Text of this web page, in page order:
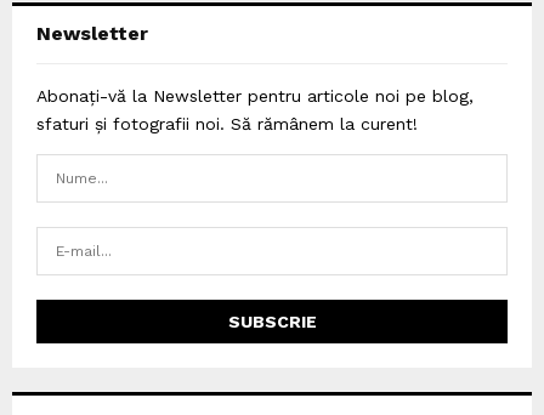
Newsletter
Abonați-vă la Newsletter pentru articole noi pe blog,
sfaturi și fotografii noi. Să rămânem la curent!